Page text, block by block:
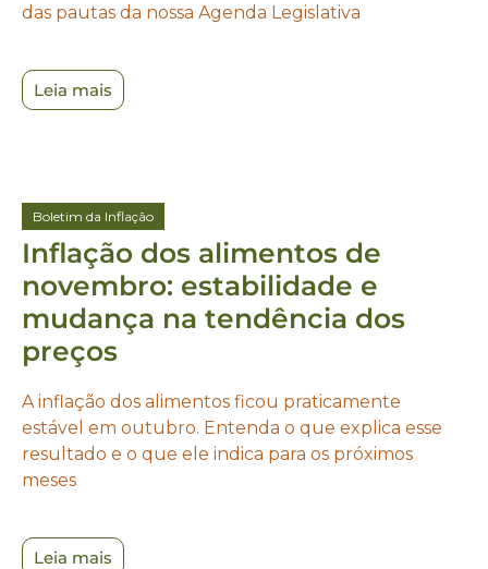
das pautas da nossa Agenda Legislativa
Leia mais
Boletim da Inflação
Inflação dos alimentos de
novembro: estabilidade e
mudança na tendência dos
preços
A inflação dos alimentos ficou praticamente
estável em outubro. Entenda o que explica esse
resultado e o que ele indica para os próximos
meses
Leia mais